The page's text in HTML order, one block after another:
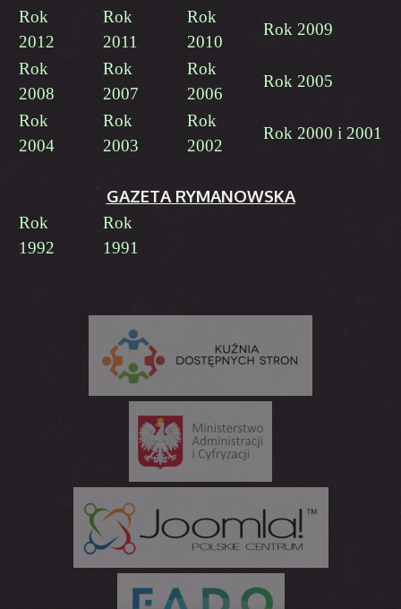
Rok
2012
Rok
2011
Rok
2010
Rok 2009
Rok
2008
Rok
2007
Rok
2006
Rok 2005
Rok
2004
Rok
2003
Rok
2002
Rok 2000 i 2001
GAZETA RYMANOWSKA
Rok
1992
Rok
1991